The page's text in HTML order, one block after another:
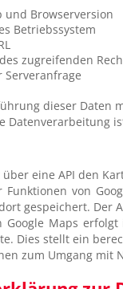
und Browserversion
Betriebssystem
zugreifenden
Serveranfrage
dieser Daten
Datenverarbeitung
eine API den
von
gespeichert. Der
Google Maps
Dies stellt ein
zum Umgang mit